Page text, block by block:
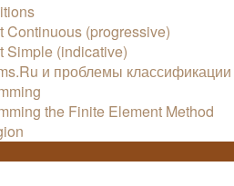
Continuous (progressive)
Simple (indicative)
и проблемы классификации
the Finite Element Method